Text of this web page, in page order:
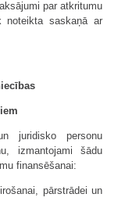
par atkritumu
noteikta saskaņā ar
juridisko personu
izmantojami šādu
finansēšanai:
pārstrādei un